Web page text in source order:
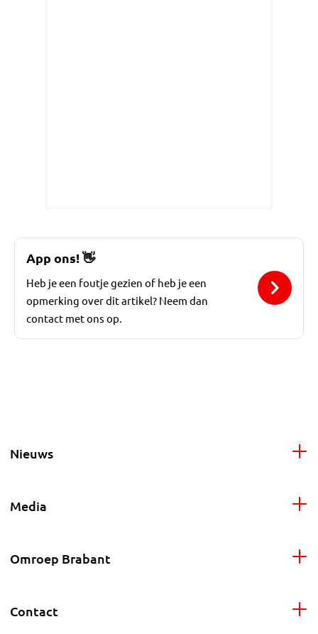
App ons! 👋
Heb je een foutje gezien of heb je een
opmerking over dit artikel? Neem dan
contact met ons op.
Nieuws
Media
Omroep Brabant
Contact